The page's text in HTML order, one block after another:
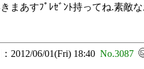
まあすﾌﾟﾚｾﾞﾝﾄ持ってね.素敵
2012/06/01(Fri) 18:40 No.3087